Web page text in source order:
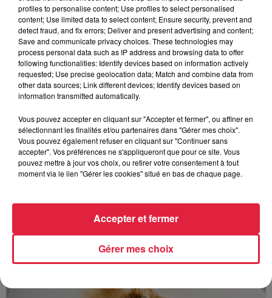
14h33
Au zoo de Mulhouse : rencontre
avec les flamants rouges
À découvrir également
profiles to personalise content; Use profiles to select personalised
content; Use limited data to select content; Ensure security, prevent and
detect fraud, and fix errors; Deliver and present advertising and content;
Save and communicate privacy choices. These technologies may
process personal data such as IP address and browsing data to offer
following functionalities: Identify devices based on information actively
requested; Use precise geolocation data; Match and combine data from
other data sources; Link different devices; Identify devices based on
information transmitted automatically.
Vous pouvez accepter en cliquant sur "Accepter et fermer", ou affiner en
sélectionnant les finalités et/ou partenaires dans "Gérer mes choix".
Vous pouvez également refuser en cliquant sur "Continuer sans
accepter". Vos préférences ne s'appliqueront que pour ce site. Vous
pouvez mettre à jour vos choix, ou retirer votre consentement à tout
moment via le lien "Gérer les cookies" situé en bas de chaque page.
Gérer mes choix
Accepter et fermer